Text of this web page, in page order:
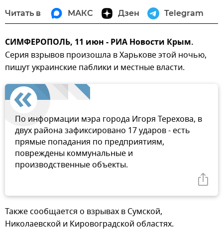
Читать в МАКС Дзен Telegram
СИМФЕРОПОЛЬ, 11 июн - РИА Новости Крым.
Серия взрывов произошла в Харькове этой ночью,
пишут украинские паблики и местные власти.
По информации мэра города Игоря Терехова, в
двух района зафиксировано 17 ударов - есть
прямые попадания по предприятиям,
повреждены коммунальные и
производственные объекты.
Также сообщается о взрывах в Сумской,
Николаевской и Кировоградской областях.